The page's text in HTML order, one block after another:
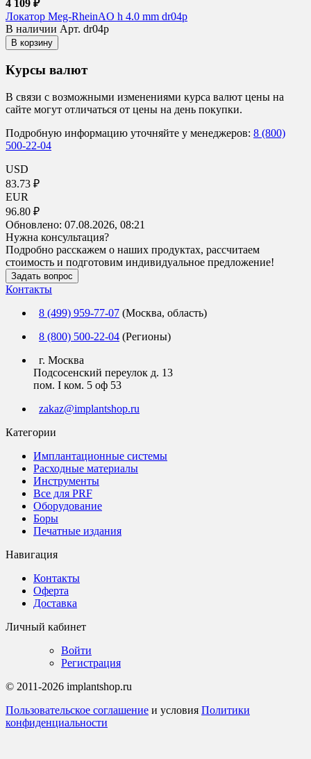
4 109 ₽
Локатор Meg-RheinAO h 4.0 mm dr04p
В наличии Арт. dr04p
В корзину
Курсы валют
В связи с возможными изменениями курса валют цены на
сайте могут отличаться от цены на день покупки.
Подробную информацию уточняйте у менеджеров: 8 (800)
500-22-04
USD
83.73 ₽
EUR
96.80 ₽
Обновлено: 07.08.2026, 08:21
Нужна консультация?
Подробно расскажем о наших продуктах, рассчитаем
стоимость и подготовим индивидуальное предложение!
Задать вопрос
Контакты
8 (499) 959-77-07 (Москва, область)
8 (800) 500-22-04 (Регионы)
г. Москва
Подсосенский переулок д. 13
пом. I ком. 5 оф 53
zakaz@implantshop.ru
Категории
Имплантационные системы
Расходные материалы
Инструменты
Все для PRF
Оборудование
Боры
Печатные издания
Навигация
Контакты
Оферта
Доставка
Личный кабинет
Войти
Регистрация
© 2011-2026 implantshop.ru
Пользовательское соглашение и условия Политики
конфиденциальности